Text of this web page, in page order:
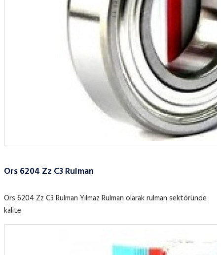
Ors 6204 Zz C3 Rulman
Ors 6204 Zz C3 Rulman Yılmaz Rulman olarak rulman sektöründe
kalite